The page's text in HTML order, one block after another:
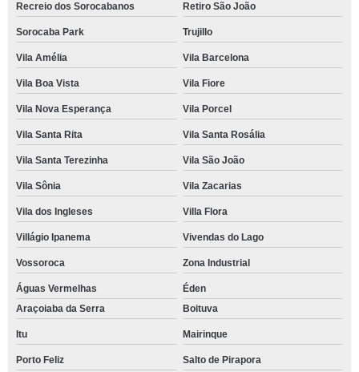
Recreio dos Sorocabanos Retiro São João
Sorocaba Park Trujillo
Vila Amélia Vila Barcelona
Vila Boa Vista Vila Fiore
Vila Nova Esperança Vila Porcel
Vila Santa Rita Vila Santa Rosália
Vila Santa Terezinha Vila São João
Vila Sônia Vila Zacarias
Vila dos Ingleses Villa Flora
Villágio Ipanema Vivendas do Lago
Vossoroca Zona Industrial
Águas Vermelhas
Éden
Araçoiaba da Serra
Boituva
Itu Mairinque
Porto Feliz Salto de Pirapora